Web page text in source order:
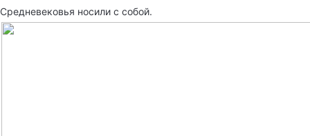
Средневековья носили с собой.